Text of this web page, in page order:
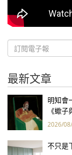
最新文章
明知會
《蠍
2026/
不只是